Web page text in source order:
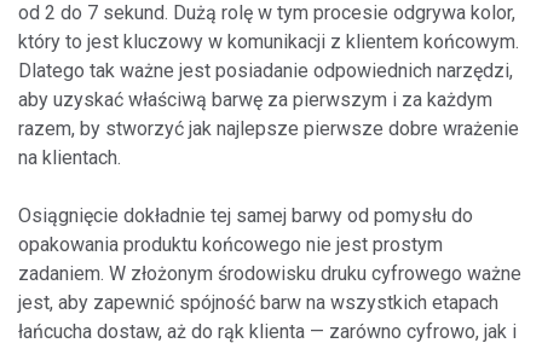
od 2 do 7 sekund. Dużą rolę w tym procesie odgrywa kolor,
który to jest kluczowy w komunikacji z klientem końcowym.
Dlatego tak ważne jest posiadanie odpowiednich narzędzi,
aby uzyskać właściwą barwę za pierwszym i za każdym
razem, by stworzyć jak najlepsze pierwsze dobre wrażenie
na klientach.
Osiągnięcie dokładnie tej samej barwy od pomysłu do
opakowania produktu końcowego nie jest prostym
zadaniem. W złożonym środowisku druku cyfrowego ważne
jest, aby zapewnić spójność barw na wszystkich etapach
łańcucha dostaw, aż do rąk klienta — zarówno cyfrowo, jak i